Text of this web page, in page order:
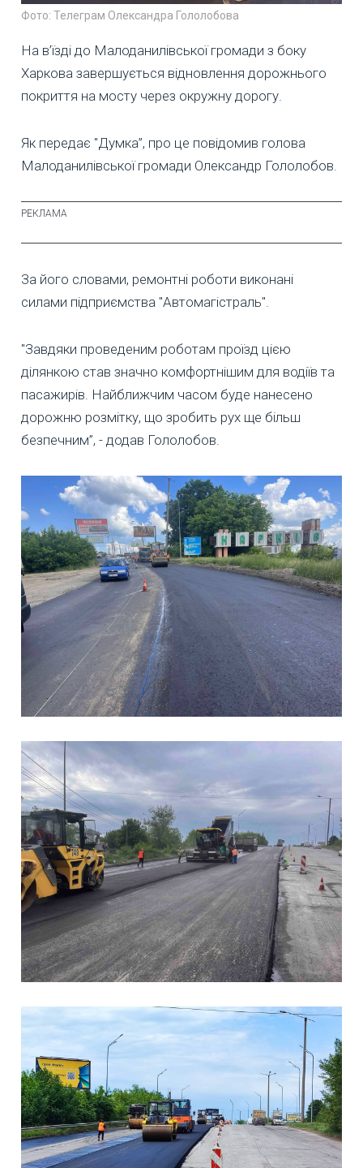
Фото: Телеграм Олександра Гололобова
На в’їзді до Малоданилівської громади з боку
Харкова завершується відновлення дорожнього
покриття на мосту через окружну дорогу.
Як передає "Думка”, про це повідомив голова
Малоданилівської громади Олександр Гололобов.
За його словами, ремонтні роботи виконані
силами підприємства "Автомагістраль".
"Завдяки проведеним роботам проїзд цією
ділянкою став значно комфортнішим для водіїв та
пасажирів. Найближчим часом буде нанесено
дорожню розмітку, що зробить рух ще більш
безпечним”, - додав Гололобов.